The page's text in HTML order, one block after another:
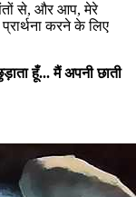
से, और आप, मेरे
करने के लिए
हूँ... मैं अपनी छाती